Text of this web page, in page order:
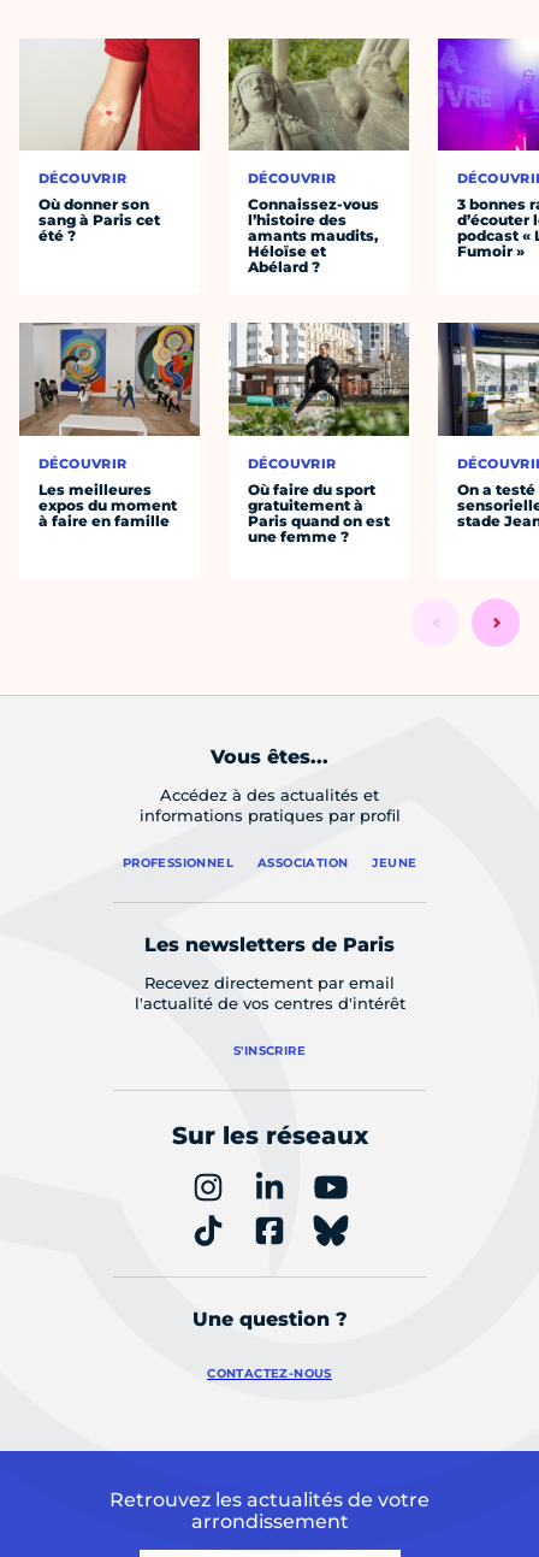
DÉCOUVRIR
Où donner son
sang à Paris cet
été ?
DÉCOUVRIR
Les meilleures
expos du moment
à faire en famille
DÉCOUVRIR
Connaissez-vous
l’histoire des
amants maudits,
Héloïse et
Abélard ?
DÉCOUVRIR
Où faire du sport
gratuitement à
Paris quand on est
une femme ?
3 bonnes
d’écouter
podcast «
Fumoir »
On a
stade
Vous êtes...
Accédez à des actualités et
informations pratiques par profil
PROFESSIONNEL ASSOCIATION JEUNE
Les newsletters de Paris
Recevez directement par email
l'actualité de vos centres d'intérêt
S'INSCRIRE
Sur les réseaux
Une question ?
CONTACTEZ-NOUS
Retrouvez les actualités de votre
arrondissement